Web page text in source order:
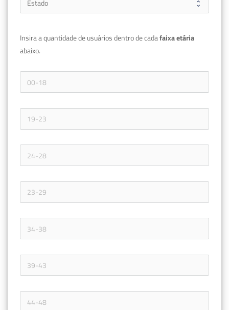
Insira a quantidade de usuários dentro de cada
abaixo.